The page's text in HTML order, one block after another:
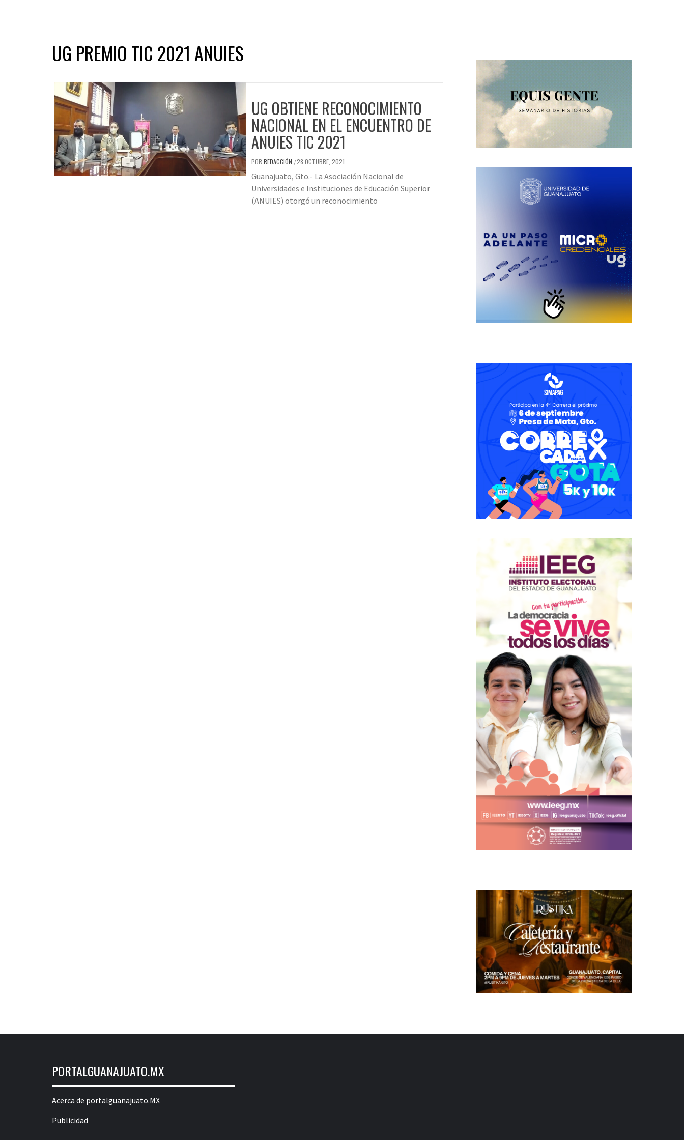
UG PREMIO TIC 2021 ANUIES
UG OBTIENE RECONOCIMIENTO
NACIONAL EN EL ENCUENTRO DE
ANUIES TIC 2021
POR REDACCIÓN /28 OCTUBRE, 2021
Guanajuato, Gto.- La Asociación Nacional de
Universidades e Instituciones de Educación Superior
(ANUIES) otorgó un reconocimiento
PORTALGUANAJUATO.MX
Acerca de portalguanajuato.MX
Publicidad